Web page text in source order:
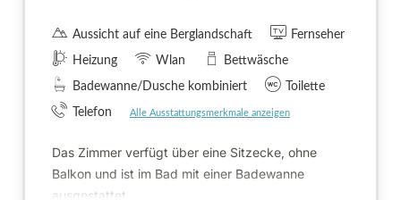
Aussicht auf eine Berglandschaft Fernseher
Heizung Wlan Bettwäsche
Badewanne/Dusche kombiniert Toilette
Telefon Alle Ausstattungsmerkmale anzeigen
Das Zimmer verfügt über eine Sitzecke, ohne
Balkon und ist im Bad mit einer Badewanne
ausgestattet.